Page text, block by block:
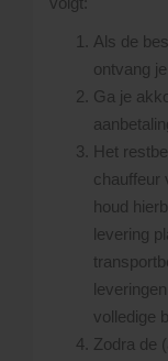
Als de
ontvang
Ga je
Het
chauffeur
houd
levering
volledige
Zodra de